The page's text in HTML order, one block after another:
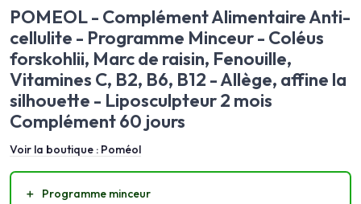
POMEOL - Complément Alimentaire Anti-
cellulite - Programme Minceur - Coléus
forskohlii, Marc de raisin, Fenouille,
Vitamines C, B2, B6, B12 - Allège, affine la
silhouette - Liposculpteur 2 mois
Complément 60 jours
Voir la boutique : Poméol
＋
Programme minceur